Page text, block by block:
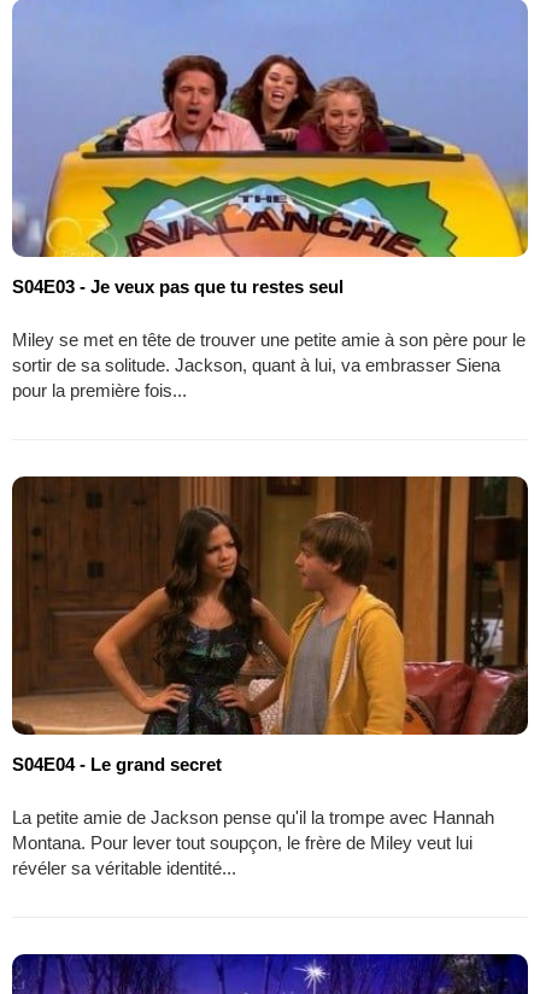
S04E03 - Je veux pas que tu restes seul
Miley se met en tête de trouver une petite amie à son père pour le
sortir de sa solitude. Jackson, quant à lui, va embrasser Siena
pour la première fois...
S04E04 - Le grand secret
La petite amie de Jackson pense qu'il la trompe avec Hannah
Montana. Pour lever tout soupçon, le frère de Miley veut lui
révéler sa véritable identité...